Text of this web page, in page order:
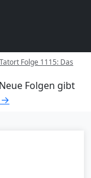
Tatort Folge 1115: Das
Neue Folgen gibt
→